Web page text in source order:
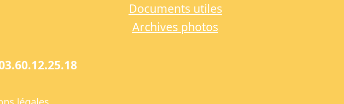
Documents utiles
Archives photos